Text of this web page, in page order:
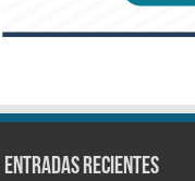
Entradas recientes